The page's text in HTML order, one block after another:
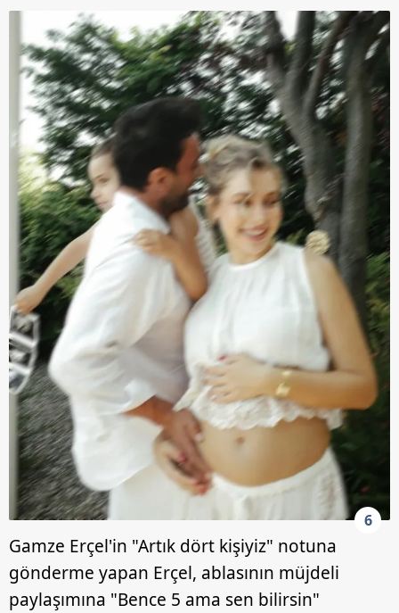
6
Gamze Erçel'in "Artık dört kişiyiz" notuna
gönderme yapan Erçel, ablasının müjdeli
paylaşımına "Bence 5 ama sen bilirsin"